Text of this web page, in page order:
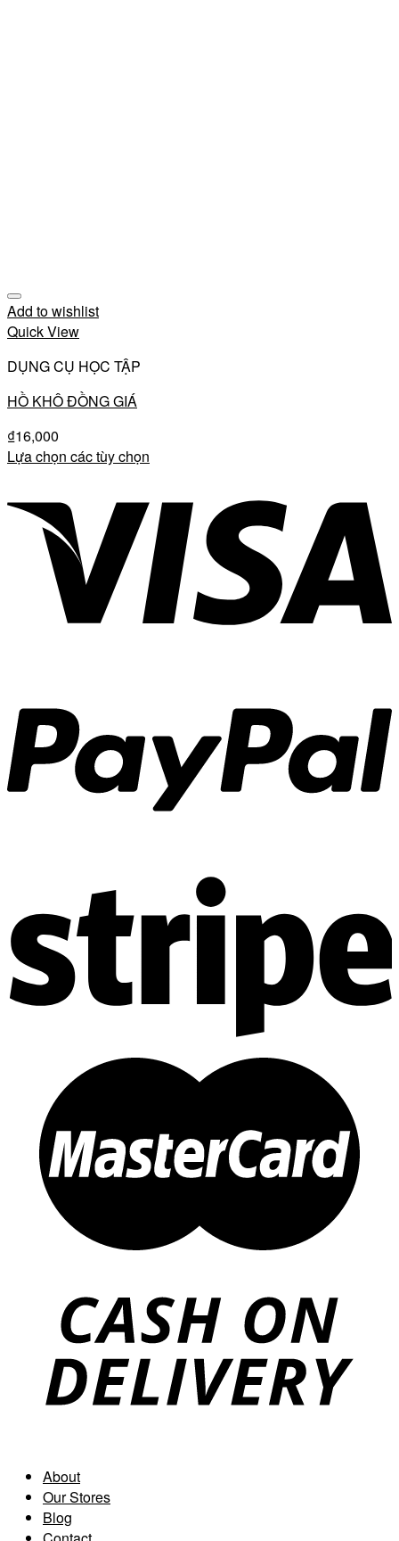
Add to wishlist
Quick View
DỤNG CỤ HỌC TẬP
HỒ KHÔ ĐỒNG GIÁ
₫16,000
Lựa chọn các tùy chọn
About
Our Stores
Blog